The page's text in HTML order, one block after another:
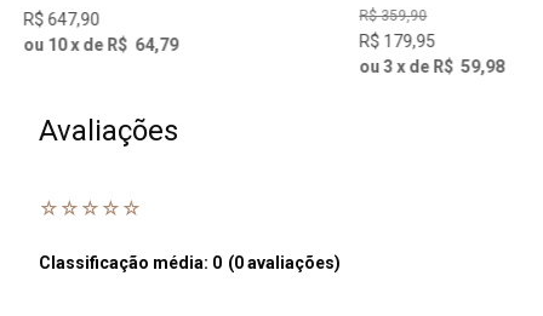
R$647,90
ou 10x de R$ 64,79
R$ 359,90
R$ 179,95
ou 3 x de R$ 59,98
Avaliações
☆ ☆ ☆ ☆ ☆
Classificação média: 0 (0 avaliações)